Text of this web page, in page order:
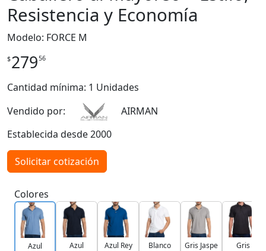
Resistencia y Economía
Modelo: FORCE M
$27956
Cantidad mínima: 1 Unidades
Vendido por:
AIRMAN
Establecida desde 2000
Solicitar cotización
Colores
Azul
Azul
Azul Rey Blanco Gris Jaspe
Gris